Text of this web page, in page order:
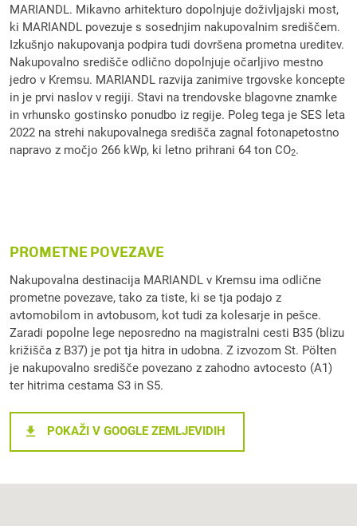
MARIANDL. Mikavno arhitekturo dopolnjuje doživljajski most,
ki MARIANDL povezuje s sosednjim nakupovalnim središčem.
Izkušnjo nakupovanja podpira tudi dovršena prometna ureditev.
Nakupovalno središče odlično dopolnjuje očarljivo mestno
jedro v Kremsu. MARIANDL razvija zanimive trgovske koncepte
in je prvi naslov v regiji. Stavi na trendovske blagovne znamke
in vrhunsko gostinsko ponudbo iz regije. Poleg tega je SES leta
2022 na strehi nakupovalnega središča zagnal fotonapetostno
napravo z močjo 266 kWp, ki letno prihrani 64 ton CO2.
PROMETNE POVEZAVE
Nakupovalna destinacija MARIANDL v Kremsu ima odlične
prometne povezave, tako za tiste, ki se tja podajo z
avtomobilom in avtobusom, kot tudi za kolesarje in pešce.
Zaradi popolne lege neposredno na magistralni cesti B35 (blizu
križišča z B37) je pot tja hitra in udobna. Z izvozom St. Pölten
je nakupovalno središče povezano z zahodno avtocesto (A1)
ter hitrima cestama S3 in S5.
POKAŽI V GOOGLE ZEMLJEVIDIH